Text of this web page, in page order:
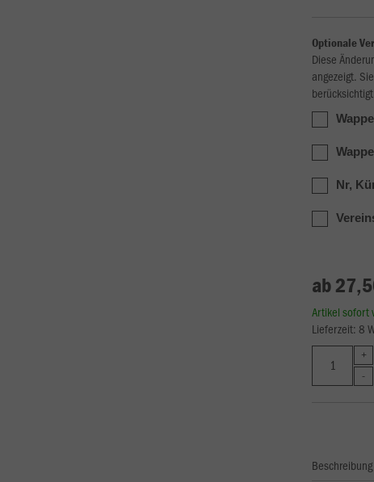
Optionale
Diese
angezeigt.
berücksichtigt.
Nr,
ab
Artikel sofort
Lieferzeit: 8
Beschreibung